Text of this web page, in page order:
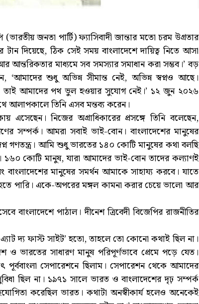
জনতা পার্টি) ফ্যাসিবাদী জান্তার মতো চরম উগ্রতার
টান দিয়েছে, ঠিক সেই সময় বাংলাদেশে দায়িত্ব নিতে আসা
আন্তরিকতার মাধ্যমে সব সমস্যার সমাধান করা সম্ভব।’ বড়
শুধু অভিন্ন সীমান্ত নেই, অভিন্ন স্বপ্নও আছে।
আমাদের পথ ভুল হওয়ার সুযোগ নেই।’ ১২ জুন ২০২৬
আলাপকালে তিনি এসব মন্তব্য করেন।
এসেছেন। নিজের অগ্রাধিকারের প্রসঙ্গে তিনি বলেছেন,
সম্পর্ক। আমরা সবাই ভাই-বোন। বাংলাদেশের মানুষের
গণতন্ত্র। আমি শুধু ভারতের ১৪০ কোটি মানুষের কথা বলছি
কোটি মানুষ, যারা আমাদের ভাই-বোন তাদের কল্যাণই
মানুষের সমর্থন আমাকে সাহায্য করবে। যাতে
পারি। একে-অপরের মঙ্গল কামনা করার চেয়ে ভালো আর
বাংলাদেশে পাঠাল। দীনেশ ত্রিবেদী বিজেপির রাজনীতির
দ্য ফাস্ট সাইট’ হতো, তাহলে তো কোনো কথাই ছিল না।
ও ভারতের সাধারণ মানুষ পরিপূর্ণভাবে প্রেমে পড়ে যেত।
সেপারেশনে ছিলাম। সেপারেশন থেকে আমাদের
ছিল না। ১৯৭১ সালে ভারত ও বাংলাদেশের দৃঢ় সম্পর্ক
করেছিল ভারত। কথাটা অনস্বীকার্য হলেও অনেকেই